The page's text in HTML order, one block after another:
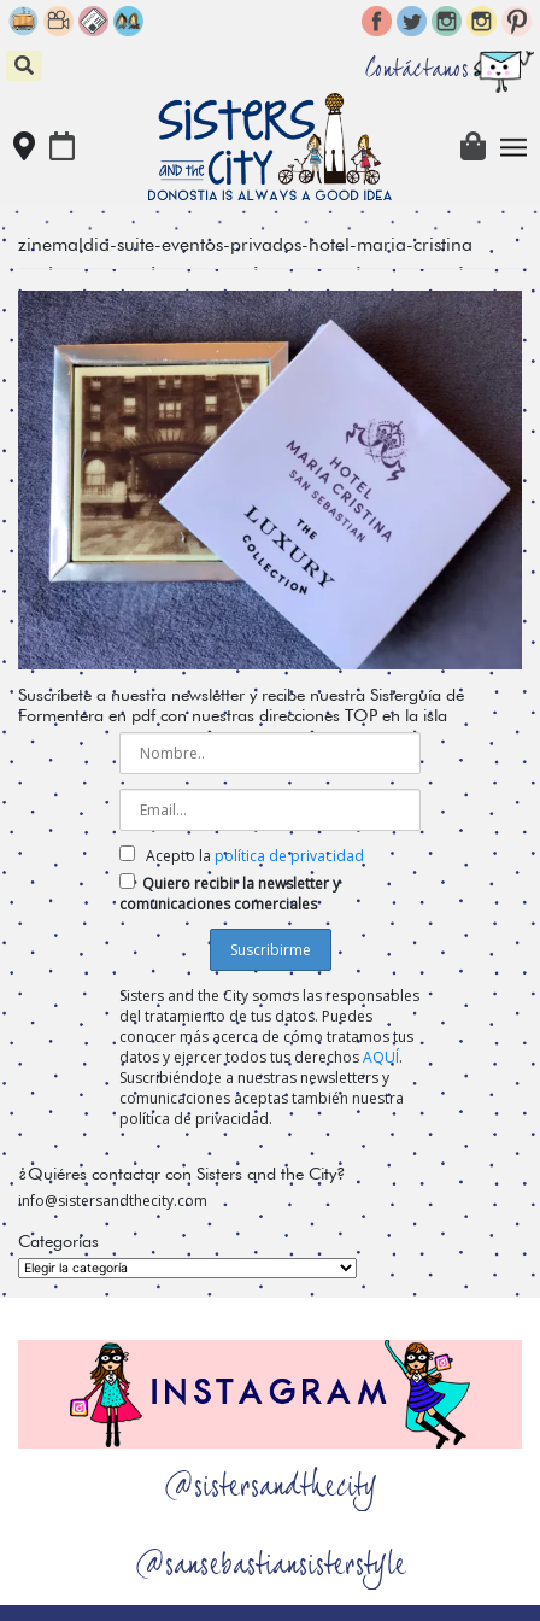
Skip
to
content
Contáctanos
zinemaldia-suite-eventos-privados-hotel-maria-cristina
Suscríbete a nuestra newsletter y recibe nuestra Sisterguía de
Formentera en pdf con nuestras direcciones TOP en la isla
Acepto la política de privacidad
Quiero recibir la newsletter y
comunicaciones comerciales
Sisters and the City somos las responsables
del tratamiento de tus datos. Puedes
conocer más acerca de cómo tratamos tus
datos y ejercer todos tus derechosAQUÍ.
Suscribiéndote a nuestras newsletters y
comunicaciones aceptas también nuestra
política de privacidad.
¿Quiéres contactar con Sisters and the City?
info@sistersandthecity.com
Categorías
Categorías
@sistersandthecity
@sansebastiansisterstyle